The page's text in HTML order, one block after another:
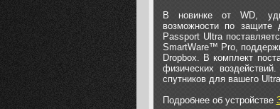
В новинке от WD,
возможности по
Passport Ultra
SmartWare™ Pro,
Dropbox. В комплект
физических
спутников для вашего
Подробнее об устройстве